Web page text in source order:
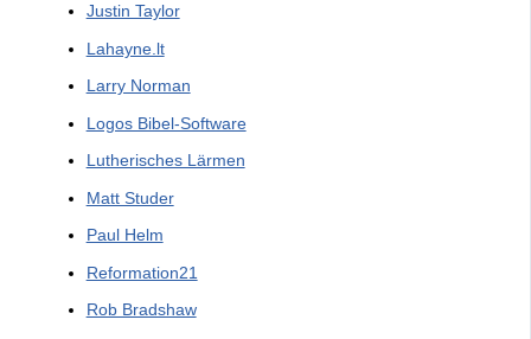
Justin Taylor
Lahayne.lt
Larry Norman
Logos Bibel-Software
Lutherisches Lärmen
Matt Studer
Paul Helm
Reformation21
Rob Bradshaw